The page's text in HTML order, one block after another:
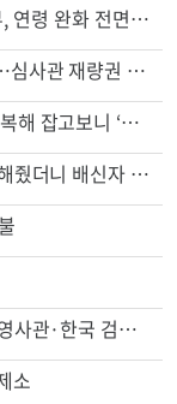
"65세 복수국적 빗장 푸나"... 한국 정부, 연령 완화 전면 추진
서류 하나만 빠져도 영주권·비자 거부…심사관 재량권 대폭 확대
신호위반 후 달아난 배달기사…경찰 잠복해 잡고보니 ‘반전’
한인 남성, 처형 상대로 성범죄…"선처해줬더니 배신자 취급"
한인 노린 860만불 보이스피싱 덜미…영사관·한국 검찰 사칭
소